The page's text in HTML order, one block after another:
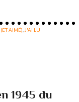
AIMÉ) J'AI LU
1945 du